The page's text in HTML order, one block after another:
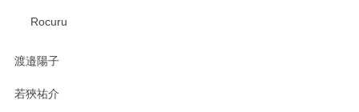
Rocuru
渡邉陽子
若狹祐介